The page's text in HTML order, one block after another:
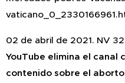
02 de abril de 2021. NV
YouTube elimina el canal
contenido sobre el